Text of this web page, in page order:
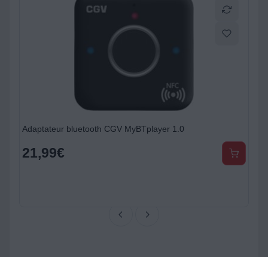
Adaptateur bluetooth CGV MyBTplayer 1.0
21,99€